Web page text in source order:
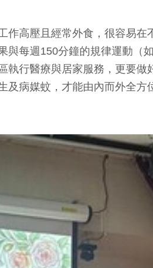
高壓且經常外食，很容易
每週150分鐘的規律運動（
行醫療與居家服務，更要
病媒蚊，才能由內而外全方